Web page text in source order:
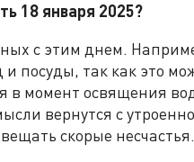
18 января 2025?
с этим днем.
и посуды, так как это
в момент освящения
вернутся с
скорые несчастья.